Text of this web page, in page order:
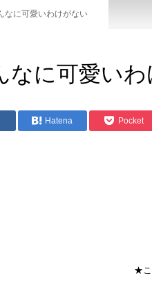
なに可愛いわけがない
なに可愛い
Hatena Pocket
★こ